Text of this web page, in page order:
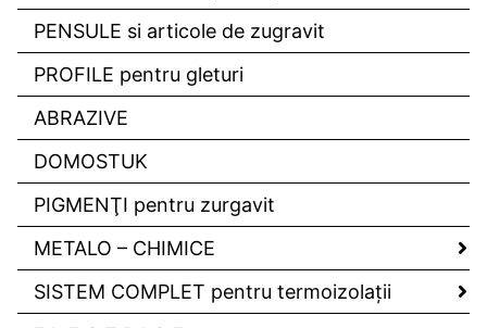
PENSULE si articole de zugravit
PROFILE pentru gleturi
ABRAZIVE
DOMOSTUK
PIGMENŢI pentru zurgavit
METALO – CHIMICE
SISTEM COMPLET pentru termoizolaţii